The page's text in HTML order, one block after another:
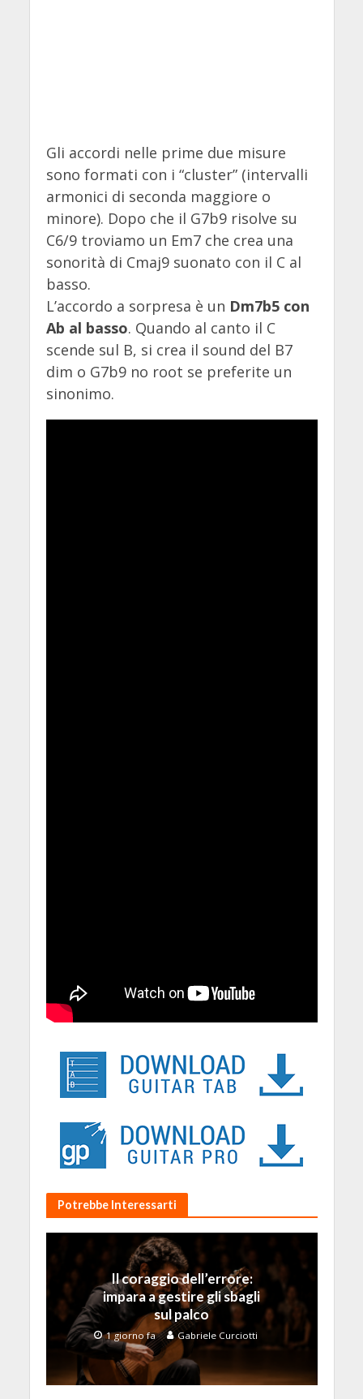
Gli accordi nelle prime due misure
sono formati con i “cluster” (intervalli
armonici di seconda maggiore o
minore). Dopo che il G7b9 risolve su
C6/9 troviamo un Em7 che crea una
sonorità di Cmaj9 suonato con il C al
basso.
L’accordo a sorpresa è un Dm7b5 con
Ab al basso. Quando al canto il C
scende sul B, si crea il sound del B7
dim o G7b9 no root se preferite un
sinonimo.
Potrebbe Interessarti
Il coraggio dell’errore:
impara a gestire gli sbagli
sul palco
1 giorno fa Gabriele Curciotti